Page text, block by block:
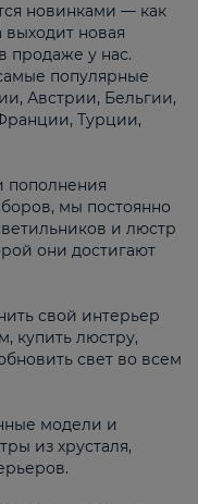
новинками — как
выходит новая
продаже у нас.
популярные
Австрии, Бельгии,
Турции,
пополнения
мы постоянно
и люстр
они достигают
свой интерьер
купить люстру,
свет во всем
модели и
из хрусталя,